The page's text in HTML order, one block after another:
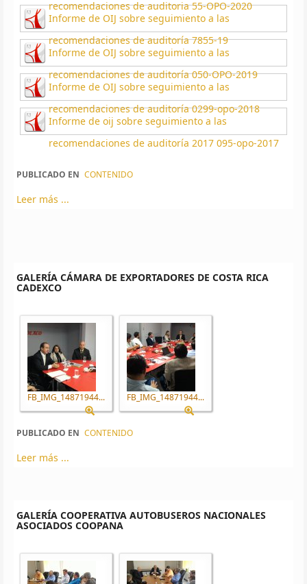
recomendaciones de auditoria 55-OPO-2020
Informe de OIJ sobre seguimiento a las
recomendaciones de auditoría 7855-19
Informe de OIJ sobre seguimiento a las
recomendaciones de auditoría 050-OPO-2019
Informe de OIJ sobre seguimiento a las
recomendaciones de auditoría 0299-opo-2018
Informe de oij sobre seguimiento a las
recomendaciones de auditoría 2017 095-opo-2017
PUBLICADO EN CONTENIDO
Leer más ...
GALERÍA CÁMARA DE EXPORTADORES DE COSTA RICA
CADEXCO
FB_IMG_14871944... FB_IMG_14871944...
PUBLICADO EN CONTENIDO
Leer más ...
GALERÍA COOPERATIVA AUTOBUSEROS NACIONALES
ASOCIADOS COOPANA